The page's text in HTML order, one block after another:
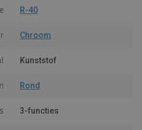
R-40
Chroom
Kunststof
Rond
3-functies